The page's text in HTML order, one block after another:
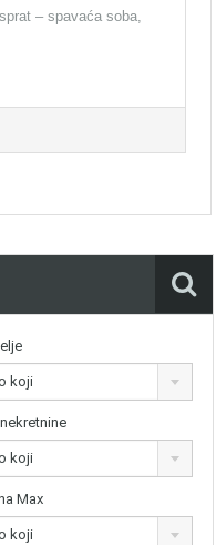
– spavaća soba,
koji
koji
Max
koji